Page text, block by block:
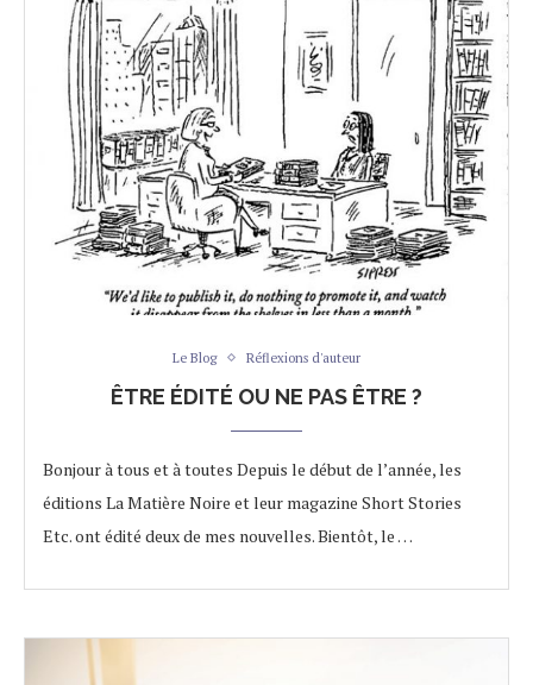
Le Blog Réflexions d'auteur
ÊTRE ÉDITÉ OU NE PAS ÊTRE ?
Bonjour à tous et à toutes Depuis le début de l’année, les
éditions La Matière Noire et leur magazine Short Stories
Etc. ont édité deux de mes nouvelles. Bientôt, le …